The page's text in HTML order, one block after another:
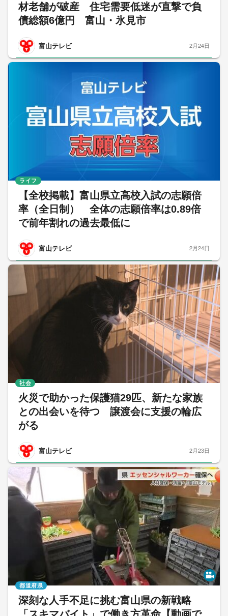
材老舗が破産 住宅需要低迷が直撃で負
債総額6億円 富山・氷見市
富山テレビ 2月24日
【全校掲載】富山県立高校入試の志願倍
率（全日制） 全体の志願倍率は0.89倍
で前年割れの過去最低に
富山テレビ
ライフ
2月24日
火災で助かった保護猫29匹、新たな家族
との出会いを待つ 譲渡会に支援の輪広
がる
富山テレビ
社会
2月23日
深刻な人手不足に挑む富山県の新戦略
都道府県